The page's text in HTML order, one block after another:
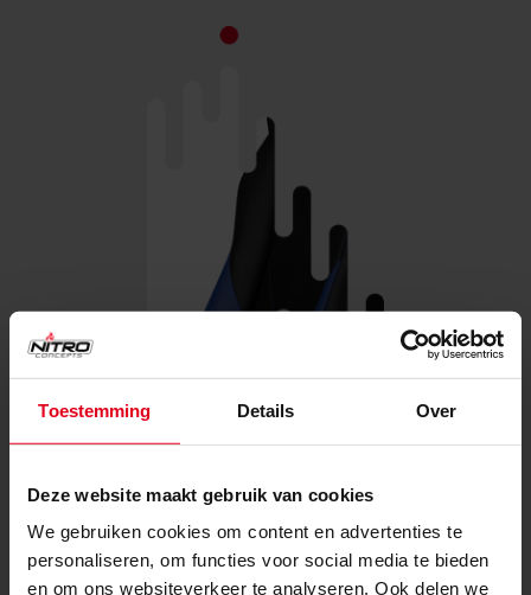
Toestemming Details Over
Deze website maakt gebruik van cookies
We gebruiken cookies om content en advertenties te
personaliseren, om functies voor social media te bieden
en om ons websiteverkeer te analyseren. Ook delen we